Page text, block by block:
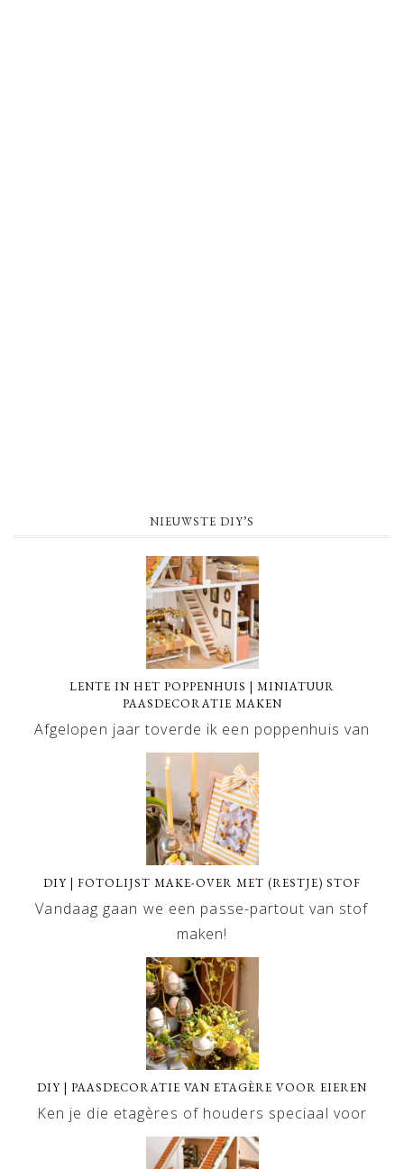
NIEUWSTE DIY’S
LENTE IN HET POPPENHUIS | MINIATUUR
PAASDECORATIE MAKEN
Afgelopen jaar toverde ik een poppenhuis van
DIY | FOTOLIJST MAKE-OVER MET (RESTJE) STOF
Vandaag gaan we een passe-partout van stof
maken!
DIY | PAASDECORATIE VAN ETAGÈRE VOOR EIEREN
Ken je die etagères of houders speciaal voor